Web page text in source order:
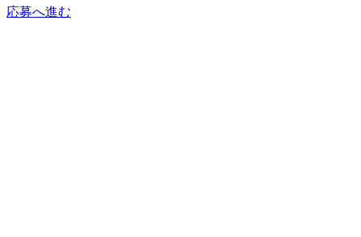
応募へ進む